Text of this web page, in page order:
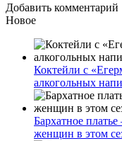
Добавить комментарий
Новое
Коктейли с
алкогольных
Бархатное
женщин в этом